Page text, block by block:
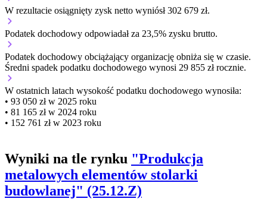
W rezultacie osiągnięty zysk netto wyniósł 302 679 zł.
Podatek dochodowy odpowiadał za 23,5% zysku brutto.
Podatek dochodowy obciążający organizację obniża się w czasie.
Średni spadek podatku dochodowego wynosi 29 855 zł rocznie.
W ostatnich latach wysokość podatku dochodowego wynosiła:
• 93 050 zł w 2025 roku
• 81 165 zł w 2024 roku
• 152 761 zł w 2023 roku
Wyniki na tle rynku "Produkcja
metalowych elementów stolarki
budowlanej" (25.12.Z)